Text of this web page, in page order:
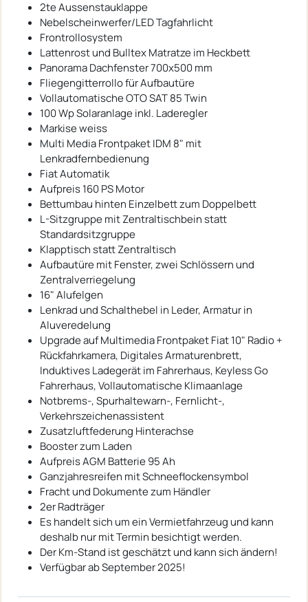
2te Aussenstauklappe
Nebelscheinwerfer/LED Tagfahrlicht
Frontrollosystem
Lattenrost und Bulltex Matratze im Heckbett
Panorama Dachfenster 700x500 mm
Fliegengitterrollo für Aufbautüre
Vollautomatische OTO SAT 85 Twin
100 Wp Solaranlage inkl. Laderegler
Markise weiss
Multi Media Frontpaket IDM 8" mit
Lenkradfernbedienung
Fiat Automatik
Aufpreis 160 PS Motor
Bettumbau hinten Einzelbett zum Doppelbett
L-Sitzgruppe mit Zentraltischbein statt
Standardsitzgruppe
Klapptisch statt Zentraltisch
Aufbautüre mit Fenster, zwei Schlössern und
Zentralverriegelung
16" Alufelgen
Lenkrad und Schalthebel in Leder, Armatur in
Aluveredelung
Upgrade auf Multimedia Frontpaket Fiat 10" Radio +
Rückfahrkamera, Digitales Armaturenbrett,
Induktives Ladegerät im Fahrerhaus, Keyless Go
Fahrerhaus, Vollautomatische Klimaanlage
Notbrems-, Spurhaltewarn-, Fernlicht-,
Verkehrszeichenassistent
Zusatzluftfederung Hinterachse
Booster zum Laden
Aufpreis AGM Batterie 95 Ah
Ganzjahresreifen mit Schneeflockensymbol
Fracht und Dokumente zum Händler
2er Radträger
Es handelt sich um ein Vermietfahrzeug und kann
deshalb nur mit Termin besichtigt werden.
Der Km-Stand ist geschätzt und kann sich ändern!
Verfügbar ab September 2025!